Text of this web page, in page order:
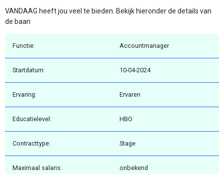
VANDAAG heeft jou veel te bieden. Bekijk hieronder de details van
de baan
Functie: Accountmanager
Startdatum: 10-04-2024
Ervaring: Ervaren
Educatielevel: HBO
Contracttype: Stage
Maximaal salaris: onbekend